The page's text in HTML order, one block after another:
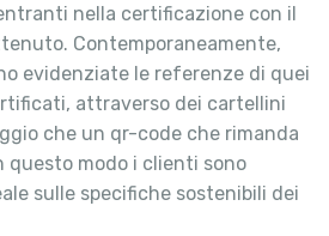
nella certificazione con il
Contemporaneamente,
evidenziate le referenze di quei
attraverso dei cartellini
che un qr-code che rimanda
questo modo i clienti sono
sulle specifiche sostenibili dei